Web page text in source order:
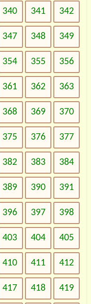
340 341 342
347 348 349
354 355 356
361 362 363
368 369 370
375 376 377
382 383 384
389 390 391
396 397 398
403 404 405
410 411 412
417 418 419